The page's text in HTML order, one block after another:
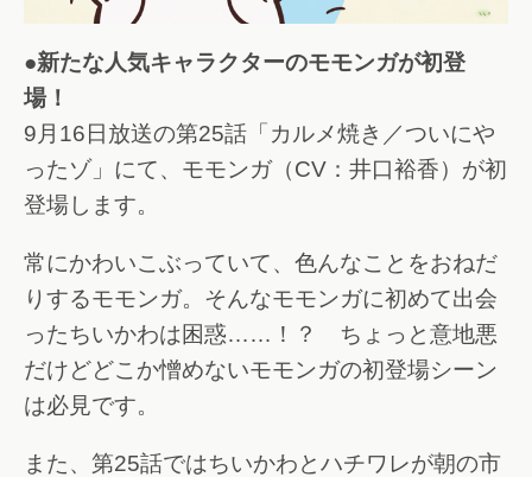
●新たな人気キャラクターのモモンガが初登
場！
9月16日放送の第25話「カルメ焼き／ついにや
ったゾ」にて、モモンガ（CV：井口裕香）が初
登場します。
常にかわいこぶっていて、色んなことをおねだ
りするモモンガ。そんなモモンガに初めて出会
ったちいかわは困惑……！？ ちょっと意地悪
だけどどこか憎めないモモンガの初登場シーン
は必見です。
また、第25話ではちいかわとハチワレが朝の市